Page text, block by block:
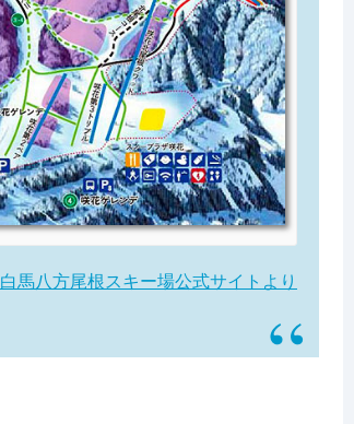
白馬八方尾根スキー場公式サイトより